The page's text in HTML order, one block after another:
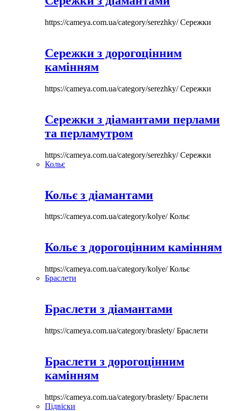
https://cameya.com.ua/category/serezhky/Сережки
Сережки з дорогоцінним
камінням
https://cameya.com.ua/category/serezhky/Сережки
Сережки з діамантами перлами
та перламутром
https://cameya.com.ua/category/serezhky/Сережки
Кольє
Кольє з діамантами
https://cameya.com.ua/category/kolye/Кольє
Кольє з дорогоцінним камінням
https://cameya.com.ua/category/kolye/Кольє
Браслети
Браслети з діамантами
https://cameya.com.ua/category/braslety/Браслети
Браслети з дорогоцінним
камінням
https://cameya.com.ua/category/braslety/Браслети
Підвіски